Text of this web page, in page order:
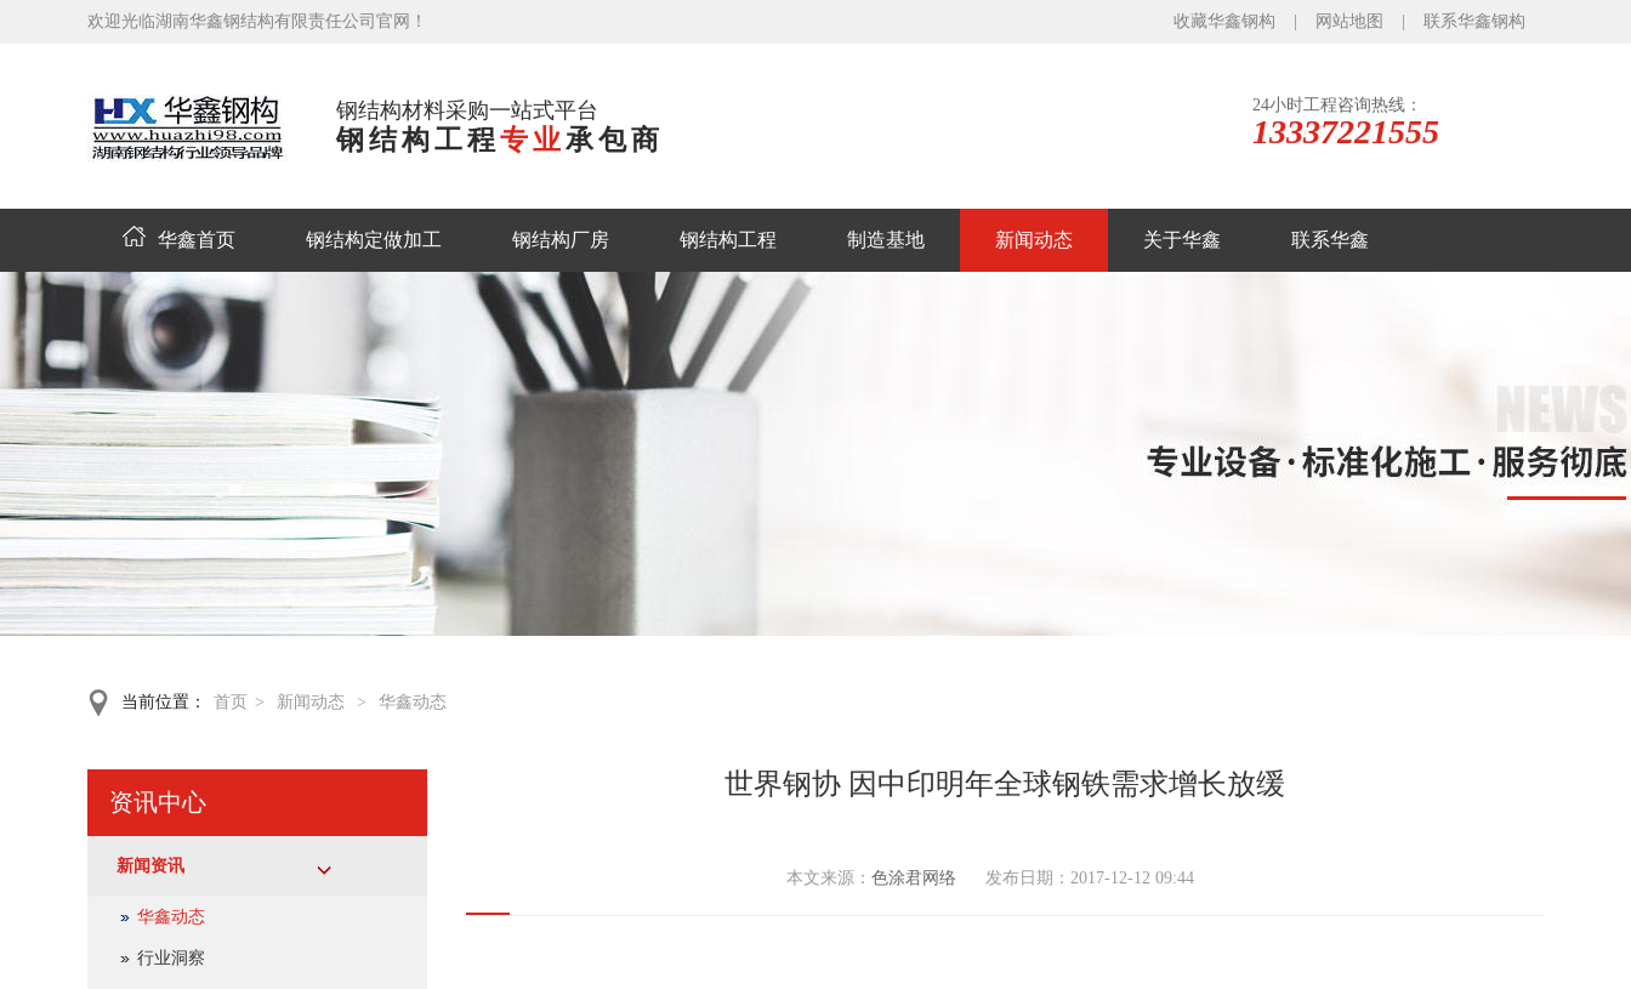
收藏华鑫钢构 网站地图 联系华鑫钢构
欢迎光临湖南华鑫钢结构有限责任公司官网！
24小时工程咨询热线：
13337221555
钢结构材料采购一站式平台
钢结构工程专业承包商
华鑫首页 钢结构定做加工 钢结构厂房 钢结构工程 制造基地 新闻动态 关于华鑫 联系华鑫
当前位置： 首页 > 新闻动态 > 华鑫动态
世界钢协 因中印明年全球钢铁需求增长放缓
本文来源： 色涂君网络 发布日期： 2017-12-12 09:44
资讯中心
新闻资讯
华鑫动态
行业洞察